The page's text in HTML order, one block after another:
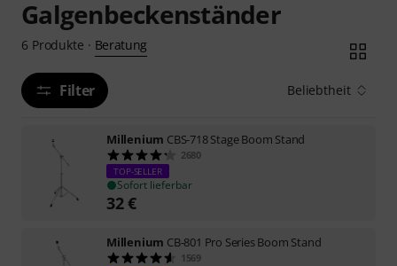
Galgenbeckenständer
6 Produkte · Beratung
Filter Beliebtheit
Millenium CBS-718 Stage Boom Stand
2680
TOP-SELLER
Sofort lieferbar
32€
Millenium CB-801 Pro Series Boom Stand
1569